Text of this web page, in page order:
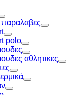
Toggle
παραλαβες
Toggle
Toggle
polo
Toggle
Toggle
αθλητικες
Toggle
Toggle
Toggle
Toggle